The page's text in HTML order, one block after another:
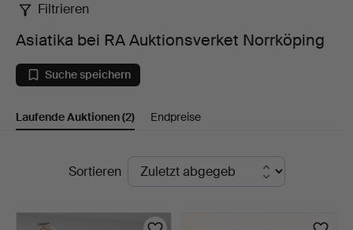
Asiatika
bei
RA
Auktionsverket
Norrköping
Filtrieren
Asiatika bei RA Auktionsverket Norrköping
Suche speichern
Laufende Auktionen(2) Endpreise
LaufendeSortieren